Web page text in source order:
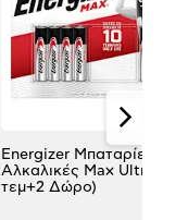
Energizer Μπαταρίες
Αλκαλικές Max Ultra+
τεμ+2 Δώρο)